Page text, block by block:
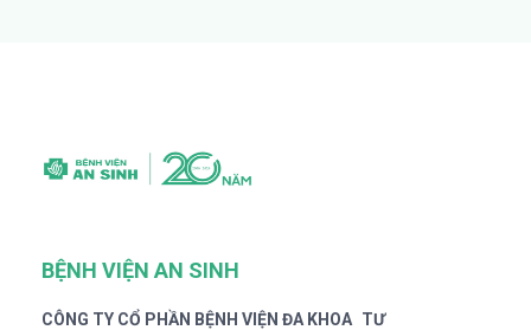
BỆNH VIỆN AN SINH
CÔNG TY CỔ PHẦN BỆNH VIỆN ĐA KHOA TƯ